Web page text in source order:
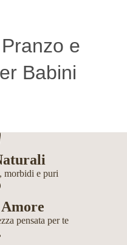
e
Babini
morbidi e puri
pensata per te